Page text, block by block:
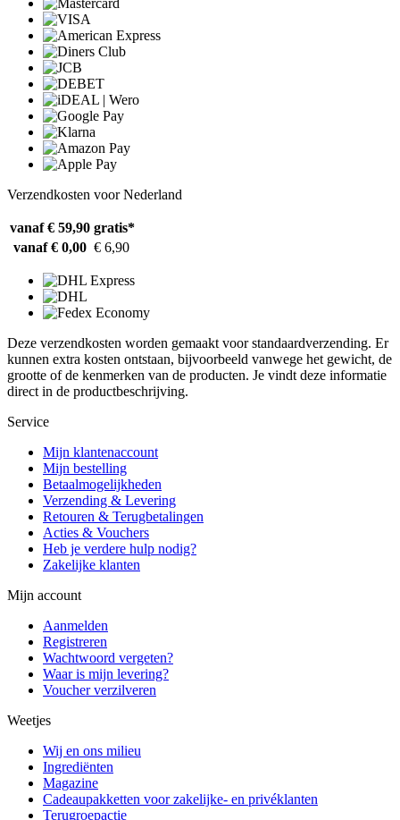
Verzendkosten voor Nederland
vanaf € 59,90 gratis*
vanaf € 0,00 € 6,90
Deze verzendkosten worden gemaakt voor standaardverzending. Er
kunnen extra kosten ontstaan, bijvoorbeeld vanwege het gewicht, de
grootte of de kenmerken van de producten. Je vindt deze informatie
direct in de productbeschrijving.
Service
Mijn klantenaccount
Mijn bestelling
Betaalmogelijkheden
Verzending & Levering
Retouren & Terugbetalingen
Acties & Vouchers
Heb je verdere hulp nodig?
Zakelijke klanten
Mijn account
Aanmelden
Registreren
Wachtwoord vergeten?
Waar is mijn levering?
Voucher verzilveren
Weetjes
Wij en ons milieu
Ingrediënten
Magazine
Cadeaupakketten voor zakelijke- en privéklanten
Terugroepactie